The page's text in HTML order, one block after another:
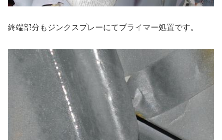
終端部分もジンクスプレーにてプライマー処置です。